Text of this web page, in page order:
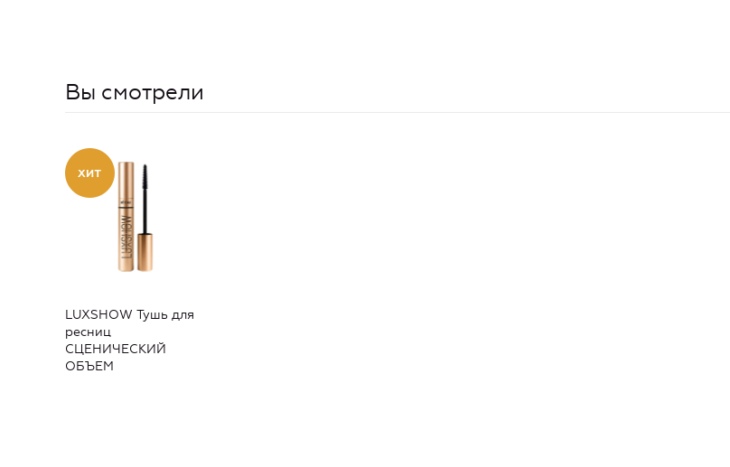
Вы смотрели
LUXSHOW Тушь для
ресниц
СЦЕНИЧЕСКИЙ
ОБЪЕМ